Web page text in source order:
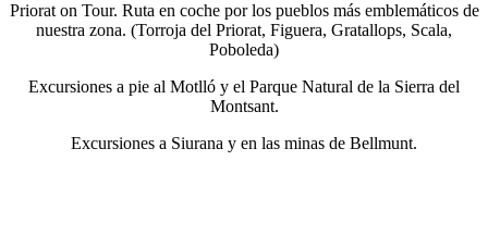
Priorat on Tour. Ruta en coche por los pueblos más emblemáticos de
nuestra zona. (Torroja del Priorat, Figuera, Gratallops, Scala,
Poboleda)
Excursiones a pie al Motlló y el Parque Natural de la Sierra del
Montsant.
Excursiones a Siurana y en las minas de Bellmunt.